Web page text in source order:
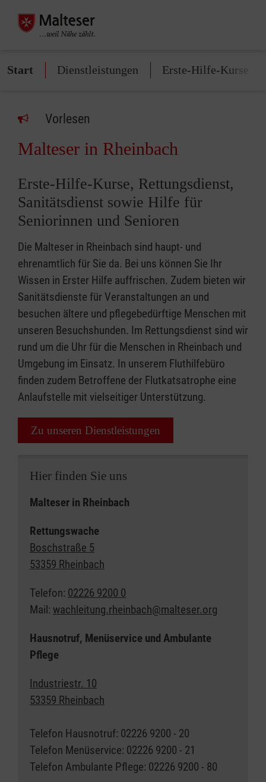
Start Dienstleistungen Erste-Hilfe-Kurse
Vorlesen
Malteser in Rheinbach
Erste-Hilfe-Kurse, Rettungsdienst,
Sanitätsdienst sowie Hilfe für
Seniorinnen und Senioren
Die Malteser in Rheinbach sind haupt- und
ehrenamtlich für Sie da. Bei uns können Sie Ihr
Wissen in Erster Hilfe auffrischen. Zudem bieten wir
Sanitätsdienste für Veranstaltungen an und
besuchen ältere und pflegebedürftige Menschen mit
unseren Besuchshunden. Im Rettungsdienst sind wir
rund um die Uhr für die Menschen in Rheinbach und
Umgebung im Einsatz. In unserem Fluthilfebüro
finden zudem Betroffene der Flutkatsatrophe eine
Anlaufstelle mit vielseitiger Unterstützung.
Zu unseren Dienstleistungen
Hier finden Sie uns
Malteser in Rheinbach
Rettungswache
Boschstraße 5
53359 Rheinbach
Telefon: 02226 9200 0
Mail: wachleitung.rheinbach@malteser.org
Hausnotruf, Menüservice und Ambulante
Pflege
Industriestr. 10
53359 Rheinbach
Telefon Hausnotruf: 02226 9200 - 20
Telefon Menüservice: 02226 9200 - 21
Telefon Ambulante Pflege: 02226 9200 - 80